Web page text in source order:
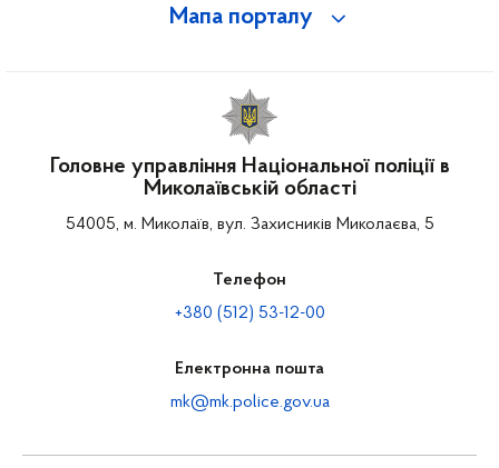
Мапа порталу
Головне управління Національної поліції в
Миколаївській області
54005, м. Миколаїв, вул. Захисників Миколаєва, 5
Телефон
+380 (512) 53-12-00
Електронна пошта
mk@mk.police.gov.ua